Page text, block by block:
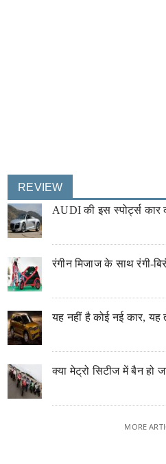
REVIEW
AUDI की इस स्पोर्ट्स कार
रंगीन मिजाज के साथ रंगी-
यह नहीं है कोई नई कार, यह
क्या मेट्रो सिटीज में बैन हो
MORE